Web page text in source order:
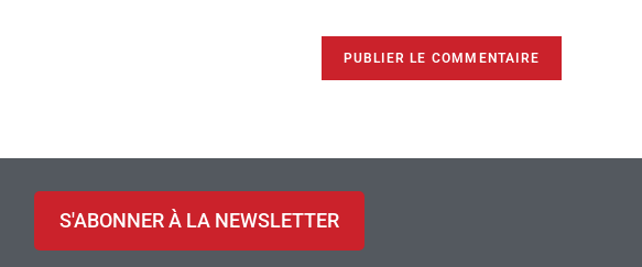
S'ABONNER À LA NEWSLETTER